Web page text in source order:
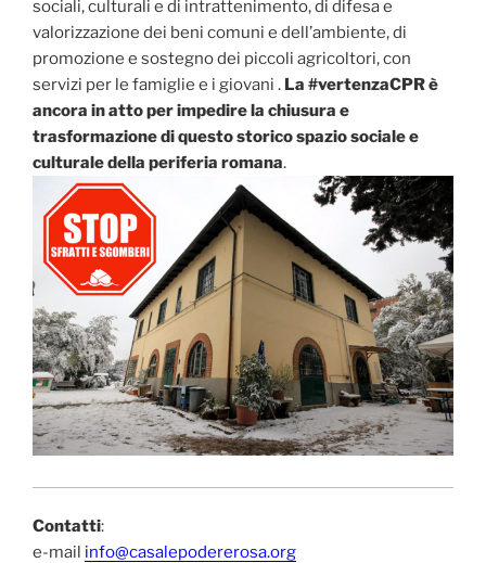
sociali, culturali e di intrattenimento, di difesa e
valorizzazione dei beni comuni e dell’ambiente, di
promozione e sostegno dei piccoli agricoltori, con
servizi per le famiglie e i giovani . La #vertenzaCPR è
ancora in atto per impedire la chiusura e
trasformazione di questo storico spazio sociale e
culturale della periferia romana.
Contatti:
e-mail info@casalepodererosa.org